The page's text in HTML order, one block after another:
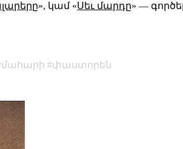
», կամ «Սեւ մարդը» —
մահարի
փաստորեն